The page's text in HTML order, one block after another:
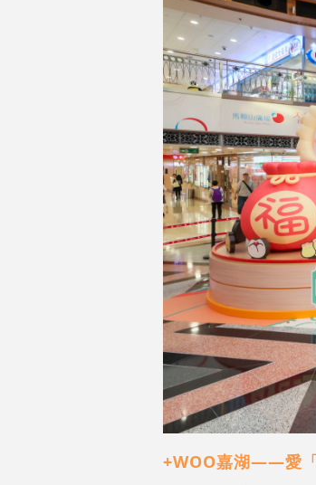
+WOO嘉湖——愛